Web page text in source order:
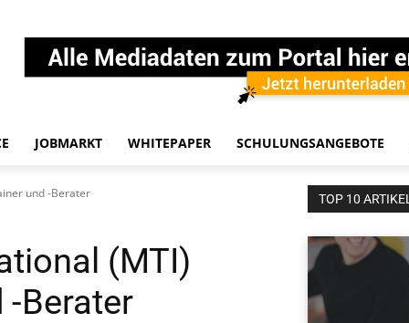
JOBMARKT WHITEPAPER SCHULUNGSANGEBOTE
und -Berater
(MTI)
Berater
TOP 10 ARTIKEL